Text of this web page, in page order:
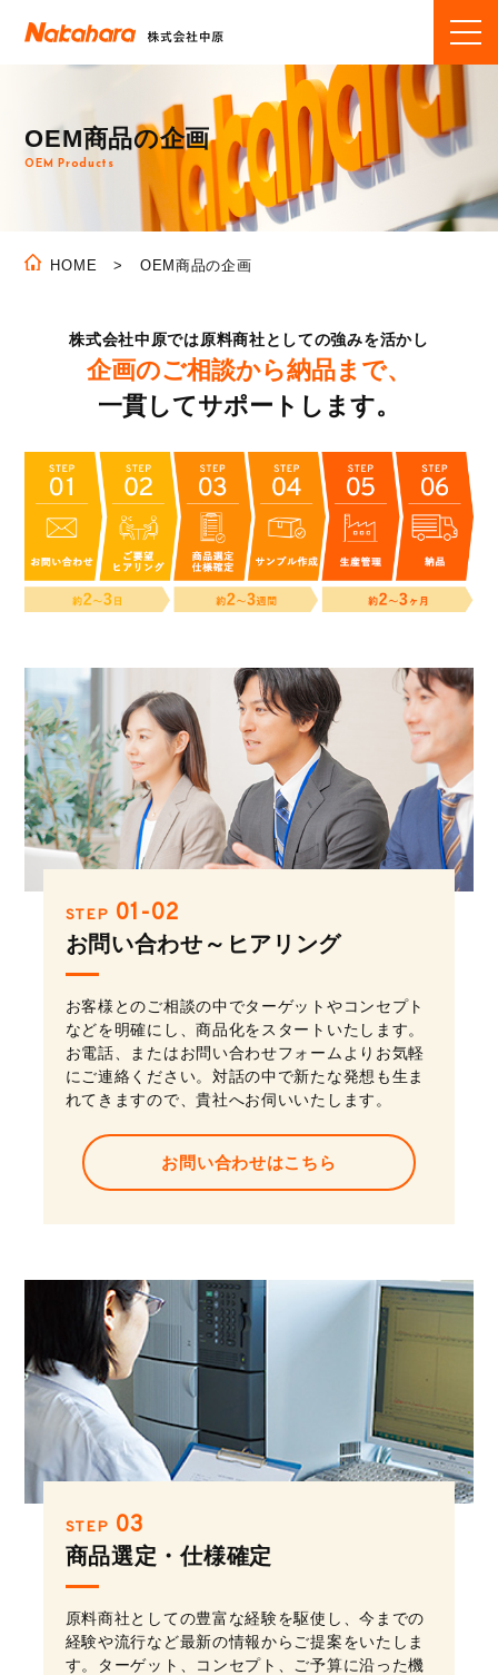
OEM商品の企画
OEM Products
HOME OEM商品の企画
株式会社中原では原料商社としての強みを活かし
企画のご相談から納品まで、
一貫してサポートします。
STEP 01-02
お問い合わせ～ヒアリング
お客様とのご相談の中でターゲットやコンセプト
などを明確にし、商品化をスタートいたします。
お電話、またはお問い合わせフォームよりお気軽
にご連絡ください。対話の中で新たな発想も生ま
れてきますので、貴社へお伺いいたします。
お問い合わせはこちら
STEP 03
商品選定・仕様確定
原料商社としての豊富な経験を駆使し、今までの
経験や流行など最新の情報からご提案をいたしま
す。ターゲット、コンセプト、ご予算に沿った機